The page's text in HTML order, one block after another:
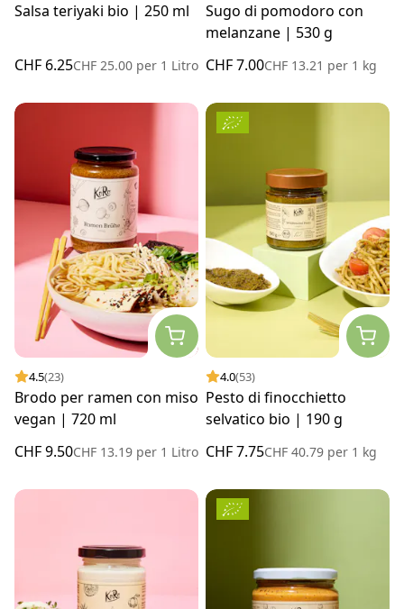
Salsa teriyaki bio | 250 ml
CHF 6.25CHF 25.00 per 1 Litro
Sugo di pomodoro con
melanzane | 530 g
CHF 7.00CHF 13.21 per 1 kg
4.5(23)
Brodo per ramen con miso
vegan | 720 ml
CHF 9.50CHF 13.19 per 1 Litro
4.0(53)
Pesto di finocchietto
selvatico bio | 190 g
CHF 7.75CHF 40.79 per 1 kg